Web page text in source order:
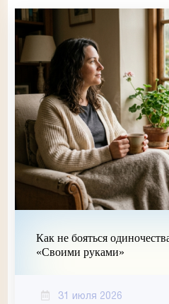
Как не бояться
«Своими руками»
31 июля 2026